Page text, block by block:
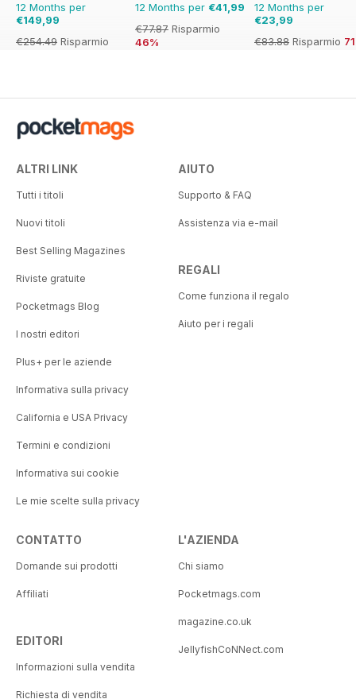
12 Months per
€149,99
€254.49 Risparmio
12 Months per €41,99
€77.87 Risparmio
46%
12 Months per
€23,99
€83.88 Risparmio
ALTRI LINK
Tutti i titoli
Nuovi titoli
Best Selling Magazines
Riviste gratuite
Pocketmags Blog
I nostri editori
Plus+ per le aziende
Informativa sulla privacy
California e USA Privacy
Termini e condizioni
Informativa sui cookie
Le mie scelte sulla privacy
AIUTO
Supporto & FAQ
Assistenza via e-mail
REGALI
Come funziona il regalo
Aiuto per i regali
CONTATTO
Domande sui prodotti
Affiliati
EDITORI
Informazioni sulla vendita
Richiesta di vendita
L'AZIENDA
Chi siamo
Pocketmags.com
magazine.co.uk
JellyfishCoNNect.com